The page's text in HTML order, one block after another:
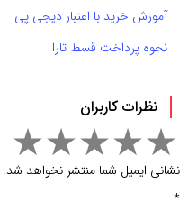
آموزش خرید با اعتبار دیجی پی
نحوه پرداخت قسط تارا
نظرات کاربران
نشانی ایمیل شما منتشر نخواهد شد.
*